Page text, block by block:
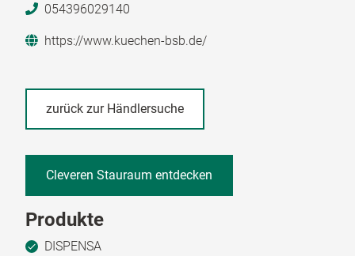
054396029140
https://www.kuechen-bsb.de/
zurück zur Händlersuche
Cleveren Stauraum entdecken
Produkte
DISPENSA